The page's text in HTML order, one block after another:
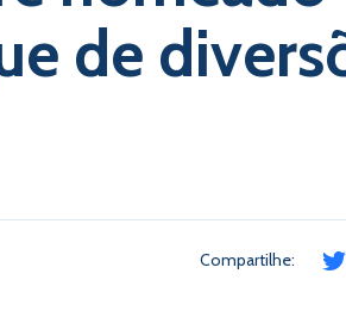
de
Compartilhe: